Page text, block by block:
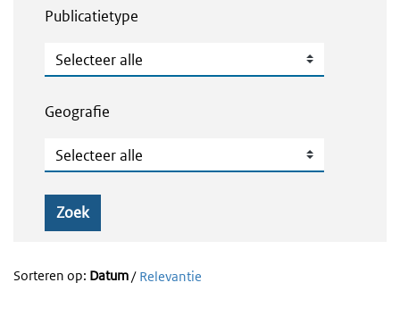
Publicatietype
Publicatietype
Geografie
Geografie
Zoek
Sorteren op: Datum/ Relevantie